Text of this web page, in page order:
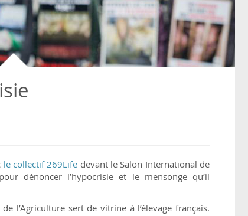
le collectif 269Life devant le Salon International de
dénoncer l’hypocrisie et le mensonge qu’il
l’Agriculture sert de vitrine à l’élevage français.